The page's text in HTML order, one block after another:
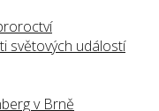
světových událostí
v Brně